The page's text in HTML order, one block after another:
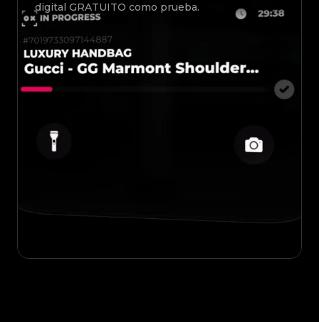
digital GRATUITO como prueba.